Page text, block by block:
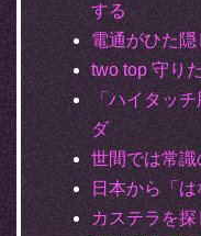
する
電通がひた
two top 守り
「ハイタッ
ダ
世間では常識
日本から「
カステラを